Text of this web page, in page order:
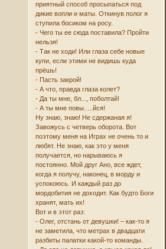
приятный способ просыпаться под
дикие вопли и маты. Откинув полог я
ступила босиком на росу.
- Чего ты ее сюда поставила? Пройти
нельзя!
- Так не ходи! Или глаза себе новые
купи, если этими не видишь куда
прёшь!
- Пасть закрой!
- А что, правда глаза колет?
- Да ты мне, бл..., поболтай!
- А ты мне повы.....йся!
Ну знаю, знаю! Не сдержаная я!
Завожусь с четверь оборота. Вот
поэтому меня на Играх не очень то и
любят. Не знаю, как это у меня
получается, но нарываюсь я
постоянно. Мой друг Ано, все ждет,
когда я получу, наконец, в морду и
успокоюсь. И каждый раз до
мордобития не доходит. Как будто Боги
хранят, мать их!
Вот и в этот раз:
- Олег, отстань от девушки! – как-то я
не заметила, что метрах в двадцати
разбиты палатки какой-то команды.